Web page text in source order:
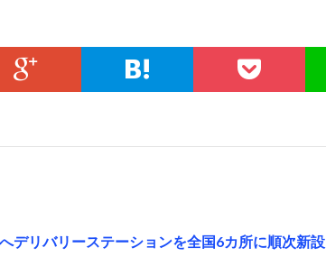
デリバリーステーションを全国6カ所に順次新設